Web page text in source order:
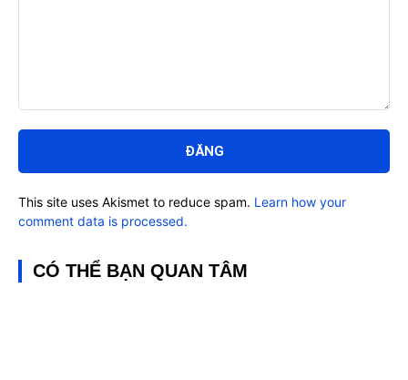
luận:
This site uses Akismet to reduce spam. Learn how your
comment data is processed.
CÓ THỂ BẠN QUAN TÂM